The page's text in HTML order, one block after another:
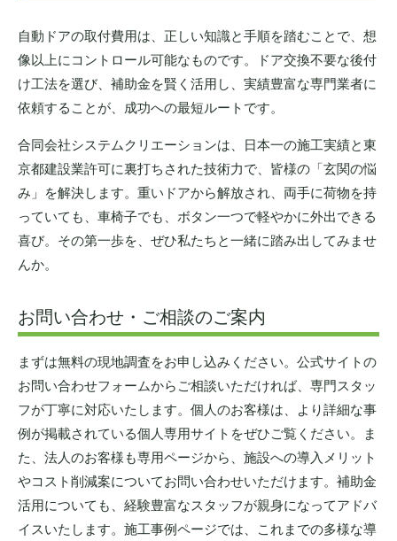
自動ドアの取付費用は、正しい知識と手順を踏むことで、想
像以上にコントロール可能なものです。ドア交換不要な後付
け工法を選び、補助金を賢く活用し、実績豊富な専門業者に
依頼することが、成功への最短ルートです。
合同会社システムクリエーションは、日本一の施工実績と東
京都建設業許可に裏打ちされた技術力で、皆様の「玄関の悩
み」を解決します。重いドアから解放され、両手に荷物を持
っていても、車椅子でも、ボタン一つで軽やかに外出できる
喜び。その第一歩を、ぜひ私たちと一緒に踏み出してみませ
んか。
お問い合わせ・ご相談のご案内
まずは無料の現地調査をお申し込みください。公式サイトの
お問い合わせフォームからご相談いただければ、専門スタッ
フが丁寧に対応いたします。個人のお客様は、より詳細な事
例が掲載されている個人専用サイトをぜひご覧ください。ま
た、法人のお客様も専用ページから、施設への導入メリット
やコスト削減案についてお問い合わせいただけます。補助金
活用についても、経験豊富なスタッフが親身になってアドバ
イスいたします。施工事例ページでは、これまでの多様な導